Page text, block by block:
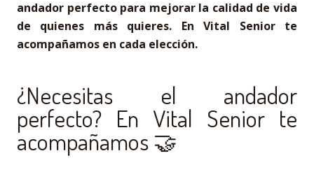
andador perfecto para mejorar la calidad de vida
de quienes más quieres. En Vital Senior te
acompañamos en cada elección.
¿Necesitas el andador
perfecto? En Vital Senior te
acompañamos 🤝